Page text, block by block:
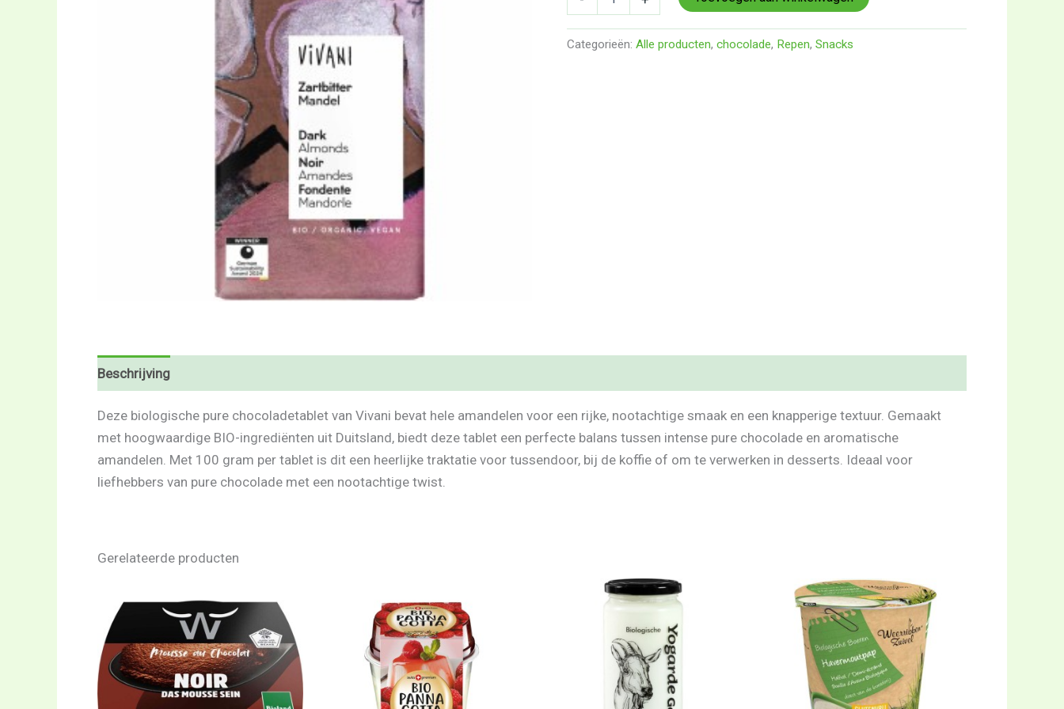
Categorieën: Alle producten, chocolade, Repen, Snacks
Beschrijving
Deze biologische pure chocoladetablet van Vivani bevat hele amandelen voor een rijke, nootachtige smaak en een knapperige textuur. Gemaakt
met hoogwaardige BIO-ingrediënten uit Duitsland, biedt deze tablet een perfecte balans tussen intense pure chocolade en aromatische
amandelen. Met 100 gram per tablet is dit een heerlijke traktatie voor tussendoor, bij de koffie of om te verwerken in desserts. Ideaal voor
liefhebbers van pure chocolade met een nootachtige twist.
Gerelateerde producten